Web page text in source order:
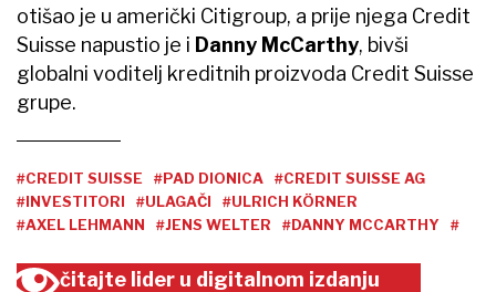
otišao je u američki Citigroup, a prije njega Credit
Suisse napustio je i Danny McCarthy, bivši
globalni voditelj kreditnih proizvoda Credit Suisse
grupe.
#CREDIT SUISSE #PAD DIONICA
#CREDIT SUISSE AG
#INVESTITORI
#ULAGAČI
#ULRICH KÖRNER
#AXEL LEHMANN
#JENS WELTER #DANNY MCCARTHY #
čitajte lider u digitalnom izdanju